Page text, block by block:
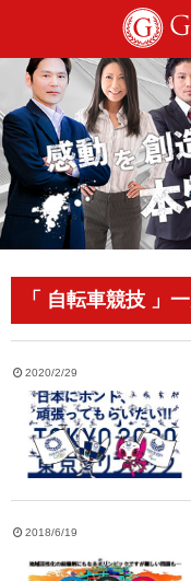
「 自転車競技 」
2020/2/29
2018/6/19
仕事
趣味
オフィシャルサイト